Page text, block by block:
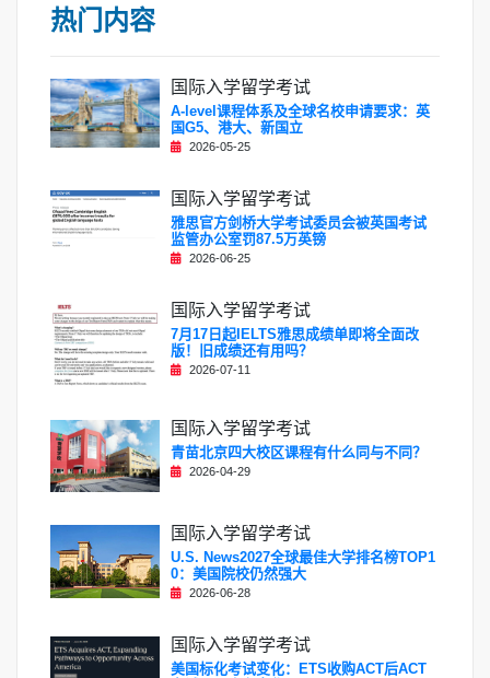
热门内容
国际入学留学考试
A-level课程体系及全球名校申请要求：英
国G5、港大、新国立
2026-05-25
国际入学留学考试
雅思官方剑桥大学考试委员会被英国考试
监管办公室罚87.5万英镑
2026-06-25
国际入学留学考试
7月17日起IELTS雅思成绩单即将全面改
版！旧成绩还有用吗？
2026-07-11
国际入学留学考试
青苗北京四大校区课程有什么同与不同？
2026-04-29
国际入学留学考试
U.S. News2027全球最佳大学排名榜TOP1
0：美国院校仍然强大
2026-06-28
国际入学留学考试
美国标化考试变化：ETS收购ACT后ACT